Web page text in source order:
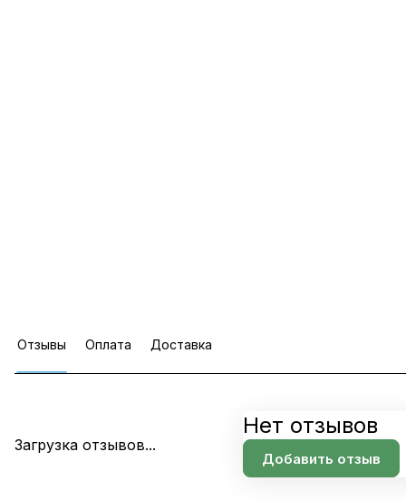
Отзывы Оплата Доставка
Загрузка отзывов...
Нет отзывов
Добавить отзыв